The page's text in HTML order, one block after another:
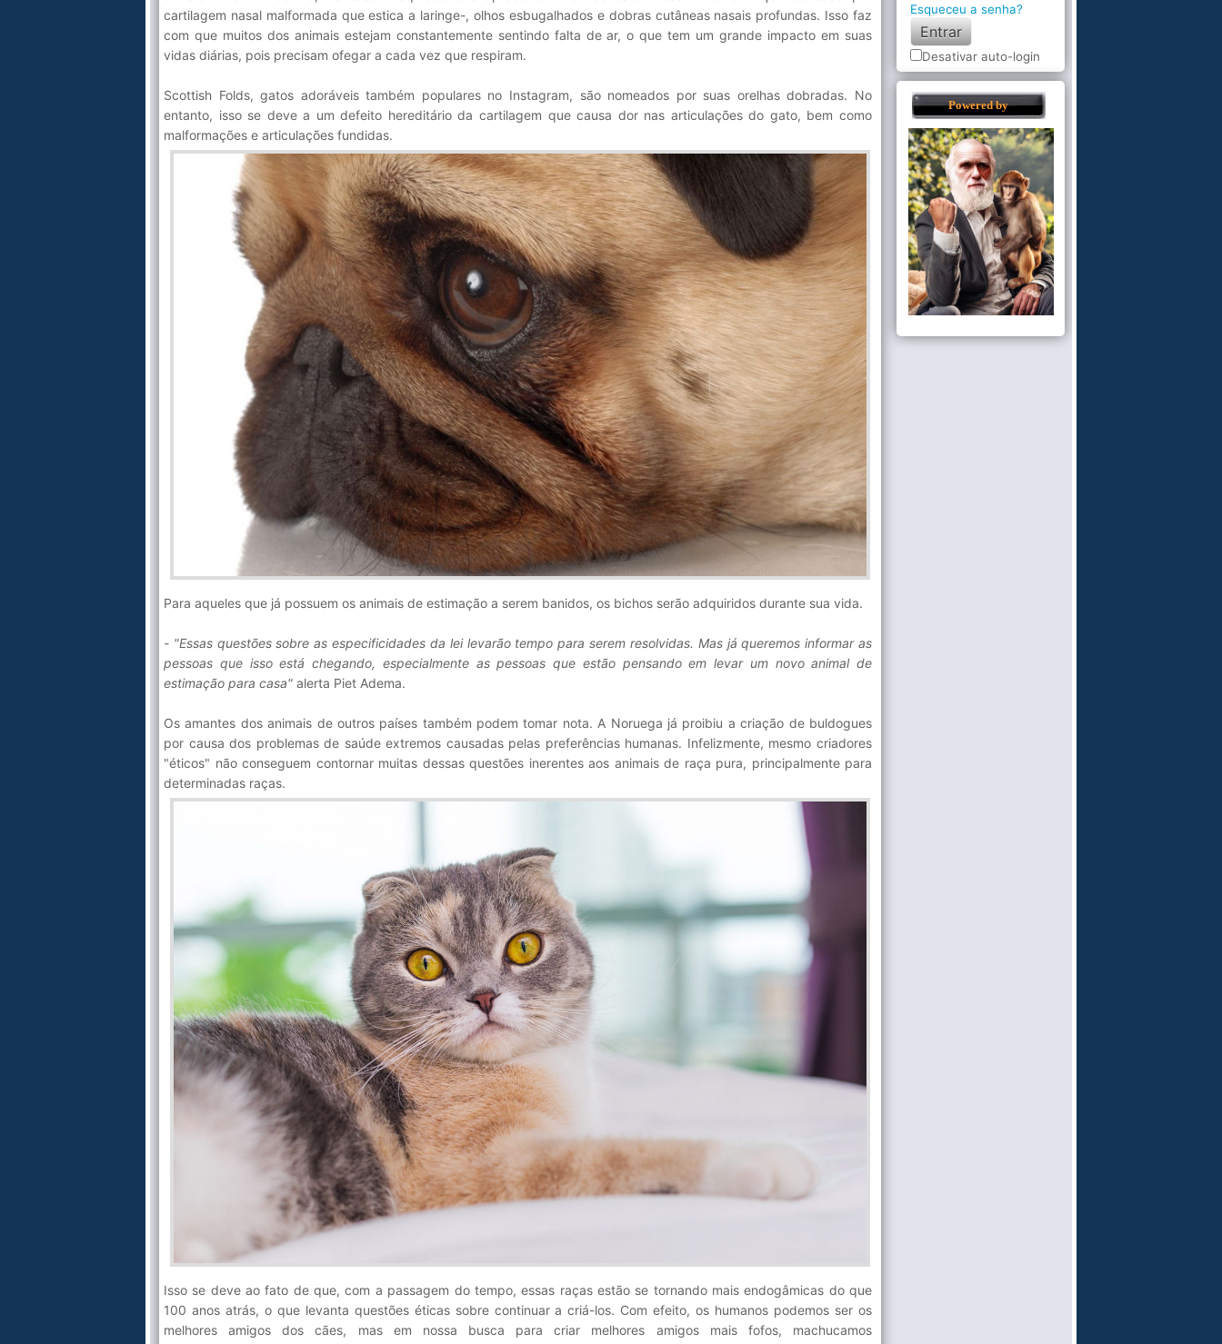
cartilagem nasal malformada que estica a laringe-, olhos esbugalhados e dobras cutâneas nasais profundas. Isso faz
com que muitos dos animais estejam constantemente sentindo falta de ar, o que tem um grande impacto em suas
vidas diárias, pois precisam ofegar a cada vez que respiram.
Scottish Folds, gatos adoráveis também populares no Instagram, são nomeados por suas orelhas dobradas. No
entanto, isso se deve a um defeito hereditário da cartilagem que causa dor nas articulações do gato, bem como
malformações e articulações fundidas.
Para aqueles que já possuem os animais de estimação a serem banidos, os bichos serão adquiridos durante sua vida.
- "Essas questões sobre as especificidades da lei levarão tempo para serem resolvidas. Mas já queremos informar as
pessoas que isso está chegando, especialmente as pessoas que estão pensando em levar um novo animal de
estimação para casa" alerta Piet Adema.
Os amantes dos animais de outros países também podem tomar nota. A Noruega já proibiu a criação de buldogues
por causa dos problemas de saúde extremos causadas pelas preferências humanas. Infelizmente, mesmo criadores
"éticos" não conseguem contornar muitas dessas questões inerentes aos animais de raça pura, principalmente para
determinadas raças.
Isso se deve ao fato de que, com a passagem do tempo, essas raças estão se tornando mais endogâmicas do que
100 anos atrás, o que levanta questões éticas sobre continuar a criá-los. Com efeito, os humanos podemos ser os
melhores amigos dos cães, mas em nossa busca para criar melhores amigos mais fofos, machucamos
Esqueceu a senha?
Desativar auto-login
Powered by